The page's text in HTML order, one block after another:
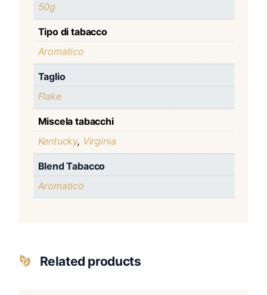
50g
Tipo di tabacco
Aromatico
Taglio
Flake
Miscela tabacchi
Kentucky, Virginia
Blend Tabacco
Aromatico
Related products